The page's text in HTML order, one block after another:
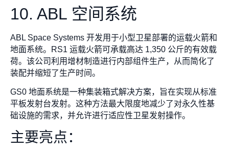
10. ABL 空间系统
ABL Space Systems 开发用于小型卫星部署的运载火箭和
地面系统。RS1 运载火箭可承载高达 1,350 公斤的有效载
荷。该公司利用增材制造进行内部组件生产，从而简化了
装配并缩短了生产时间。
GS0 地面系统是一种集装箱式解决方案，旨在实现从标准
平板发射台发射。这种方法最大限度地减少了对永久性基
础设施的需求，并允许进行适应性卫星发射操作。
主要亮点：